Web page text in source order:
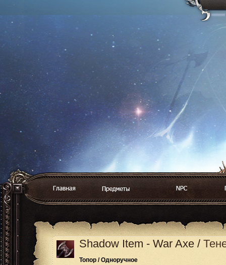
Shadow Item - War Axe /
Топор / Одноручное